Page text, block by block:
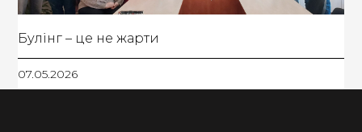
Булінг – це не жарти
07.05.2026